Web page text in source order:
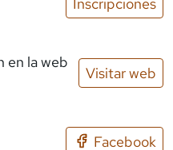
Inscripciones
en la web
Visitar web
Facebook